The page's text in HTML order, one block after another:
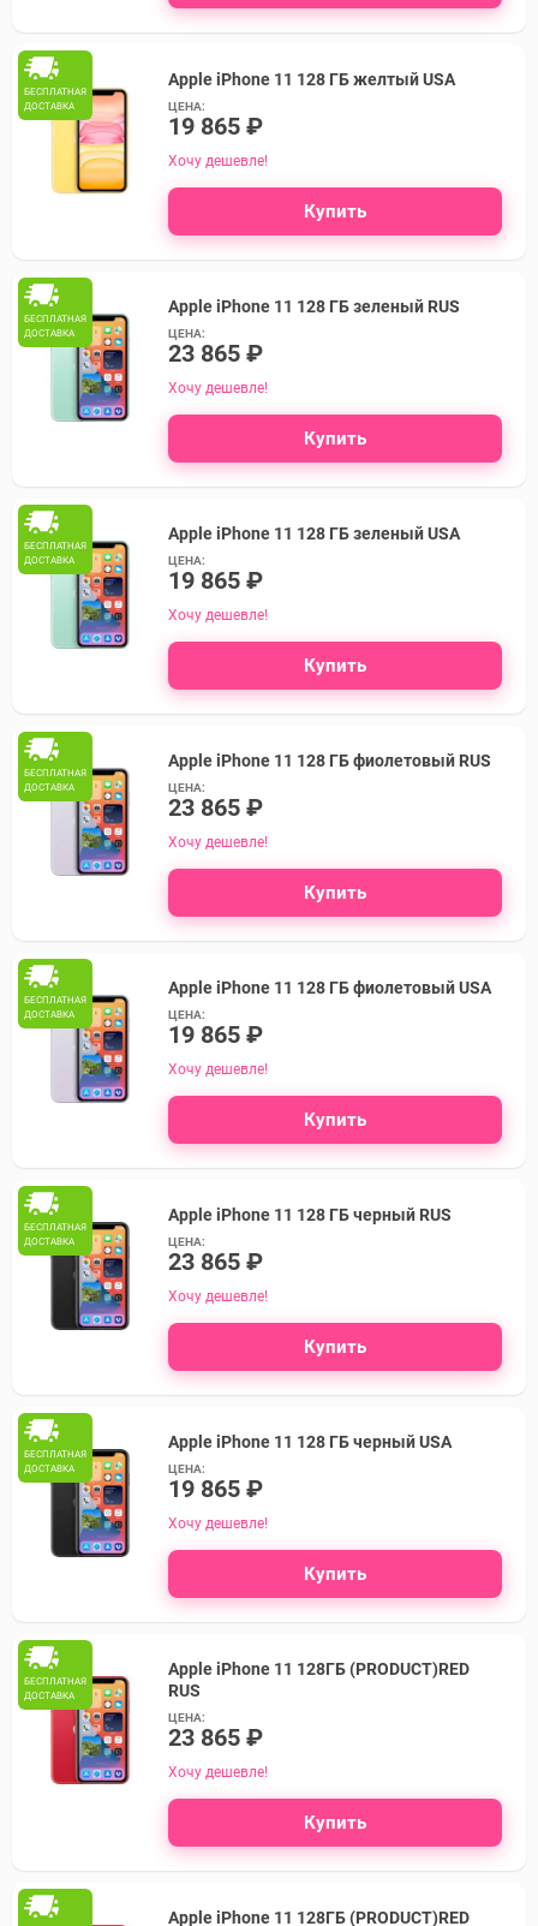
БЕСПЛАТНАЯ
ДОСТАВКА
Apple iPhone 11 128 ГБ желтый USA
ЦЕНА:
19 865 ₽
Хочу дешевле!
Купить
БЕСПЛАТНАЯ
ДОСТАВКА
Apple iPhone 11 128 ГБ зеленый RUS
ЦЕНА:
23 865 ₽
Хочу дешевле!
Купить
БЕСПЛАТНАЯ
ДОСТАВКА
Apple iPhone 11 128 ГБ зеленый USA
ЦЕНА:
19 865 ₽
Хочу дешевле!
Купить
БЕСПЛАТНАЯ
ДОСТАВКА
Apple iPhone 11 128 ГБ фиолетовый RUS
ЦЕНА:
23 865 ₽
Хочу дешевле!
Купить
БЕСПЛАТНАЯ
ДОСТАВКА
Apple iPhone 11 128 ГБ фиолетовый USA
ЦЕНА:
19 865 ₽
Хочу дешевле!
Купить
БЕСПЛАТНАЯ
ДОСТАВКА
Apple iPhone 11 128 ГБ черный RUS
ЦЕНА:
23 865 ₽
Хочу дешевле!
Купить
БЕСПЛАТНАЯ
ДОСТАВКА
Apple iPhone 11 128 ГБ черный USA
ЦЕНА:
19 865 ₽
Хочу дешевле!
Купить
БЕСПЛАТНАЯ
ДОСТАВКА
Apple iPhone 11 128ГБ (PRODUCT)RED
RUS
ЦЕНА:
23 865 ₽
Хочу дешевле!
Купить
Apple iPhone 11 128ГБ (PRODUCT)RED